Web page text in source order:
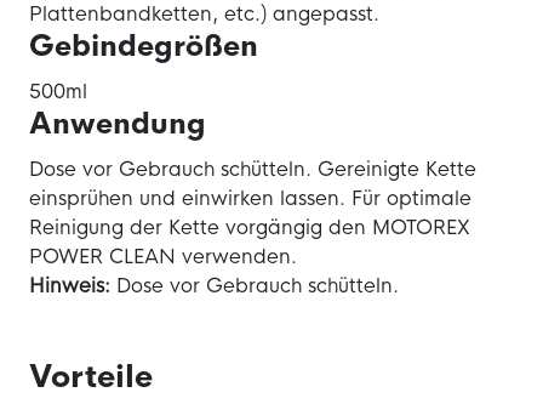
Plattenbandketten, etc.) angepasst.
Gebindegrößen
500ml
Anwendung
Dose vor Gebrauch schütteln. Gereinigte Kette
einsprühen und einwirken lassen. Für optimale
Reinigung der Kette vorgängig den MOTOREX
POWER CLEAN verwenden.
Hinweis: Dose vor Gebrauch schütteln.
Vorteile